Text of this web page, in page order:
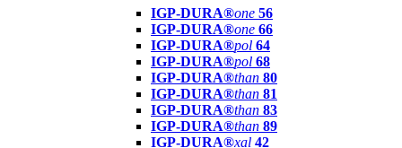
IGP-DURA®one 56
IGP-DURA®one 66
IGP-DURA®pol 64
IGP-DURA®pol 68
IGP-DURA®than 80
IGP-DURA®than 81
IGP-DURA®than 83
IGP-DURA®than 89
IGP-DURA®xal 42